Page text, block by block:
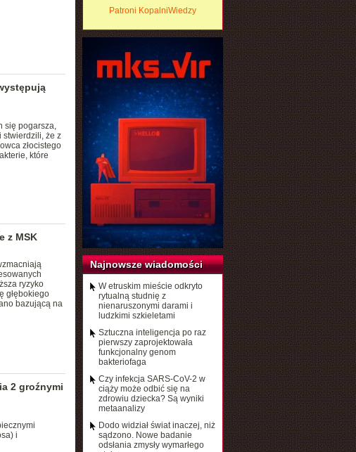
się pogarsza,
stwierdzili, że z
złocistego
które
z MSK
ryzyko
głębokiego
bazującą na
2 groźnymi
i
Patroni KopalniWiedzy
Najnowsze wiadomości
W etruskim mieście odkryto
rytualną studnię z
nienaruszonymi darami i
ludzkimi szkieletami
Sztuczna inteligencja po raz
pierwszy zaprojektowała
funkcjonalny genom
bakteriofaga
Czy infekcja SARS-CoV-2 w
ciąży może odbić się na
zdrowiu dziecka? Są wyniki
metaanalizy
Dodo widział świat inaczej, niż
sądzono. Nowe badanie
odsłania zmysły wymarłego